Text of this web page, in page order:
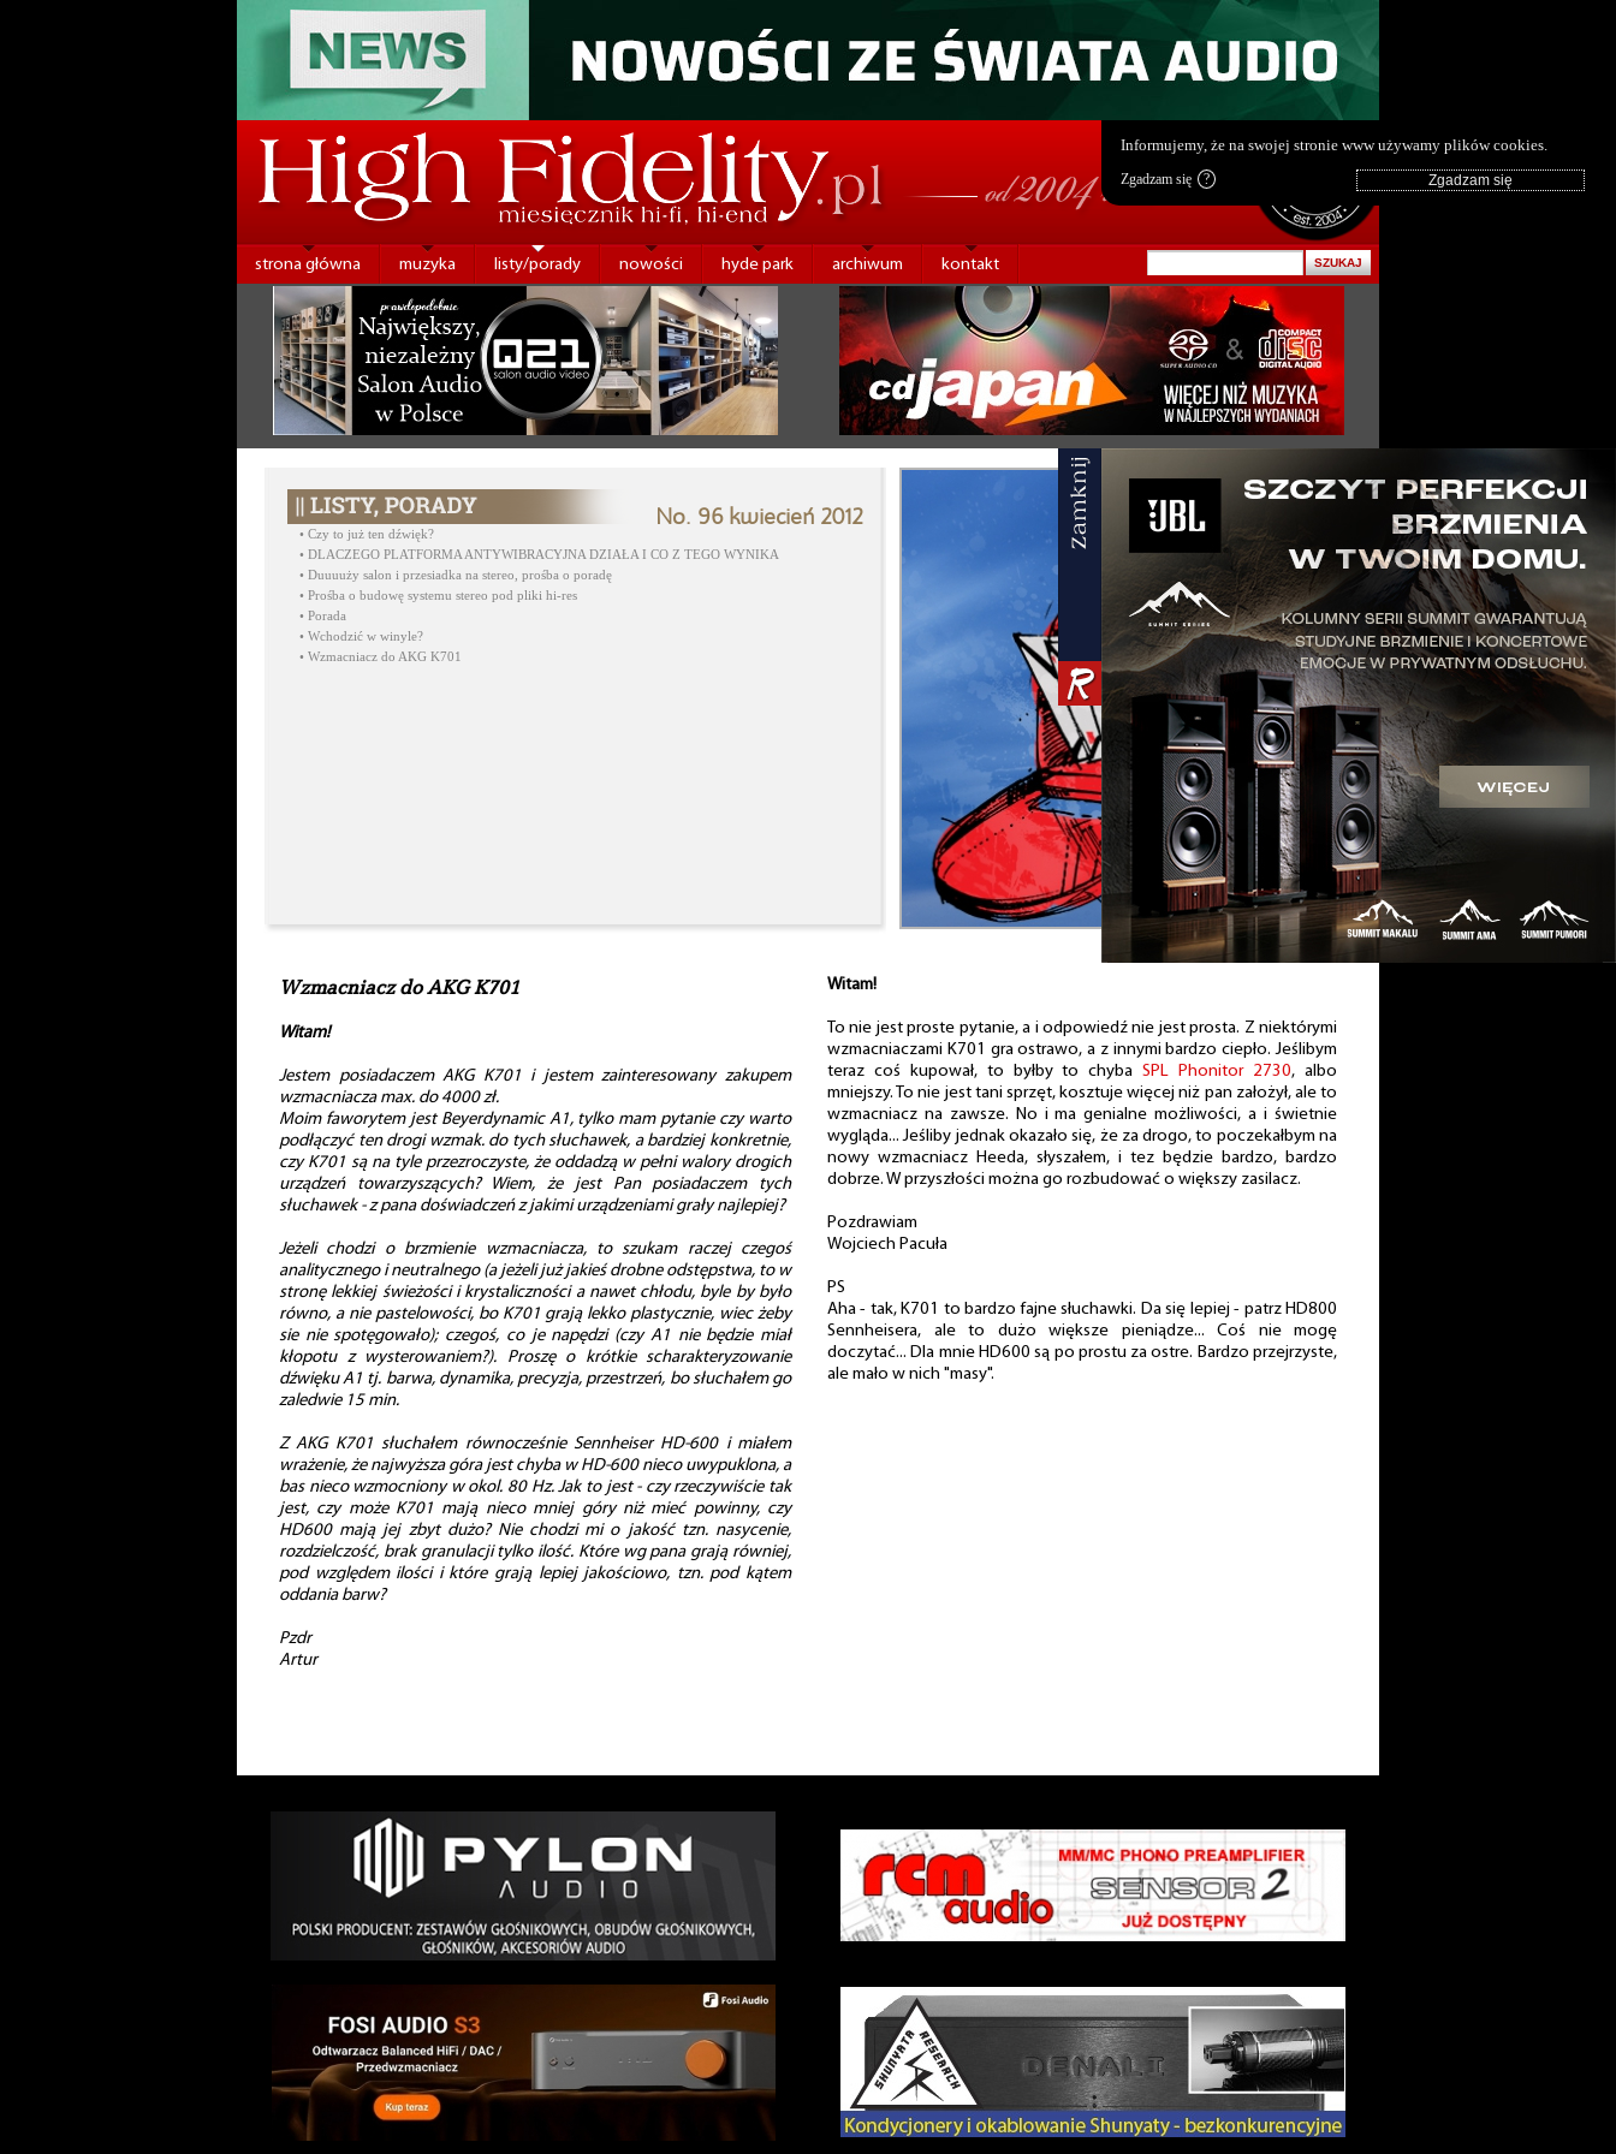
strona główna muzyka listy/porady nowości hyde park archiwum kontakt
No. 96 kwiecień 2012
• Czy to już ten dźwięk?
• DLACZEGO PLATFORMA ANTYWIBRACYJNA DZIAŁA I CO Z TEGO WYNIKA
• Duuuuży salon i przesiadka na stereo, prośba o poradę
• Prośba o budowę systemu stereo pod pliki hi-res
• Porada
• Wchodzić w winyle?
• Wzmacniacz do AKG K701
Wzmacniacz do AKG K701
Witam!
Jestem posiadaczem AKG K701 i jestem zainteresowany zakupem
wzmacniacza max. do 4000 zł.
Moim faworytem jest Beyerdynamic A1, tylko mam pytanie czy warto
podłączyć ten drogi wzmak. do tych słuchawek, a bardziej konkretnie,
czy K701 są na tyle przezroczyste, że oddadzą w pełni walory drogich
urządzeń towarzyszących? Wiem, że jest Pan posiadaczem tych
słuchawek - z pana doświadczeń z jakimi urządzeniami grały najlepiej?
Jeżeli chodzi o brzmienie wzmacniacza, to szukam raczej czegoś
analitycznego i neutralnego (a jeżeli już jakieś drobne odstępstwa, to w
stronę lekkiej świeżości i krystaliczności a nawet chłodu, byle by było
równo, a nie pastelowości, bo K701 grają lekko plastycznie, wiec żeby
sie nie spotęgowało); czegoś, co je napędzi (czy A1 nie będzie miał
kłopotu z wysterowaniem?). Proszę o krótkie scharakteryzowanie
dźwięku A1 tj. barwa, dynamika, precyzja, przestrzeń, bo słuchałem go
zaledwie 15 min.
Z AKG K701 słuchałem równocześnie Sennheiser HD-600 i miałem
wrażenie, że najwyższa góra jest chyba w HD-600 nieco uwypuklona, a
bas nieco wzmocniony w okol. 80 Hz. Jak to jest - czy rzeczywiście tak
jest, czy może K701 mają nieco mniej góry niż mieć powinny, czy
HD600 mają jej zbyt dużo? Nie chodzi mi o jakość tzn. nasycenie,
rozdzielczość, brak granulacji tylko ilość. Które wg pana grają równiej,
pod względem ilości i które grają lepiej jakościowo, tzn. pod kątem
oddania barw?
Pzdr
Artur
Witam!
To nie jest proste pytanie, a i odpowiedź nie jest prosta. Z niektórymi
wzmacniaczami K701 gra ostrawo, a z innymi bardzo ciepło. Jeślibym
teraz coś kupował, to byłby to chybaSPL Phonitor 2730, albo
mniejszy. To nie jest tani sprzęt, kosztuje więcej niż pan założył, ale to
wzmacniacz na zawsze. No i ma genialne możliwości, a i świetnie
wygląda... Jeśliby jednak okazało się, że za drogo, to poczekałbym na
nowy wzmacniacz Heeda, słyszałem, i tez będzie bardzo, bardzo
dobrze. W przyszłości można go rozbudować o większy zasilacz.
Pozdrawiam
Wojciech Pacuła
PS
Aha - tak, K701 to bardzo fajne słuchawki. Da się lepiej - patrz HD800
Sennheisera, ale to dużo większe pieniądze... Coś nie mogę
doczytać... Dla mnie HD600 są po prostu za ostre. Bardzo przejrzyste,
ale mało w nich "masy".
Informujemy, że na swojej stronie www używamy plików cookies.
Zgadzam się ?